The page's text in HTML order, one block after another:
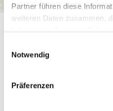
Partner führen diese
weiteren Daten zusammen,
Notwendig
Präferenzen
Allgemeine